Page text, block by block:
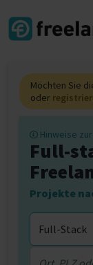
Möchten Sie
oder
Hinweise
Full-
Projekte